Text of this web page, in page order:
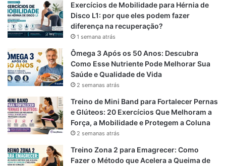
o
k
a
p
Exercícios de Mobilidade para Hérnia de
Disco L1: por que eles podem fazer
diferença na recuperação?
1 semana atrás
Ômega 3 Após os 50 Anos: Descubra
Como Esse Nutriente Pode Melhorar Sua
Saúde e Qualidade de Vida
2 semanas atrás
Treino de Mini Band para Fortalecer Pernas
e Glúteos: 20 Exercícios Que Melhoram a
Força, a Mobilidade e Protegem a Coluna
2 semanas atrás
Treino Zona 2 para Emagrecer: Como
Fazer o Método que Acelera a Queima de